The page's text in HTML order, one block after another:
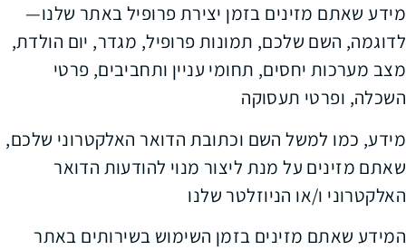
מידע שאתם מזינים בזמן יצירת פרופיל באתר שלנו—
לדוגמה, השם שלכם, תמונות פרופיל, מגדר, יום הולדת,
מצב מערכות יחסים, תחומי עניין ותחביבים, פרטי
השכלה, ופרטי תעסוקה
מידע, כמו למשל השם וכתובת הדואר האלקטרוני שלכם,
שאתם מזינים על מנת ליצור מנוי להודעות הדואר
האלקטרוני ו/או הניוזלטר שלנו
המידע שאתם מזינים בזמן השימוש בשירותים באתר